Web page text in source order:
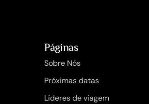
Páginas
Sobre Nós
Próximas datas
Líderes de viagem